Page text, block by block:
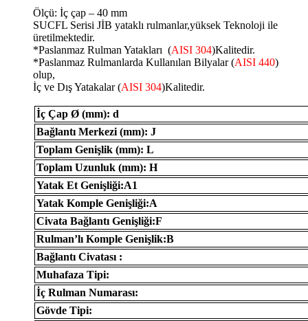
Ölçü: İç çap – 40 mm
SUCFL Serisi JİB ​​yataklı rulmanlar,yüksek Teknoloji ile
üretilmektedir.
*Paslanmaz Rulman Yatakları (AISI 304)Kalitedir.
*Paslanmaz Rulmanlarda Kullanılan Bilyalar (AISI 440)
olup,
İç ve Dış Yatakalar (AISI 304)Kalitedir.
İç Çap Ø (mm): d
Bağlantı Merkezi (mm): J
Toplam Genişlik (mm): L
Toplam Uzunluk (mm): H
Yatak Et Genişliği:A1
Yatak Komple Genişliği:A
Civata Bağlantı Genişliği:F
Rulman’lı Komple Genişlik:B
Bağlantı Civatası :
Muhafaza Tipi:
İç Rulman Numarası:
Gövde Tipi: